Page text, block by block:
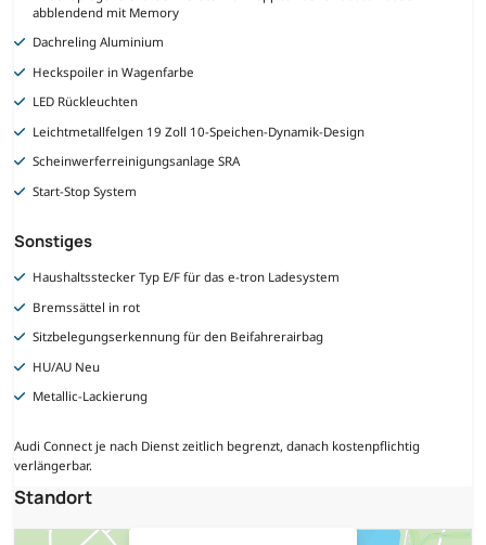
abblendend mit Memory
Dachreling Aluminium
Heckspoiler in Wagenfarbe
LED Rückleuchten
Leichtmetallfelgen 19 Zoll 10-Speichen-Dynamik-Design
Scheinwerferreinigungsanlage SRA
Start-Stop System
Sonstiges
Haushaltsstecker Typ E/F für das e-tron Ladesystem
Bremssättel in rot
Sitzbelegungserkennung für den Beifahrerairbag
HU/AU Neu
Metallic-Lackierung
Audi Connect je nach Dienst zeitlich begrenzt, danach kostenpflichtig
verlängerbar.
Standort